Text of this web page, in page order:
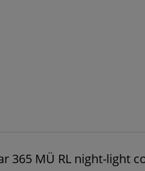
365 MÜ RL night-light